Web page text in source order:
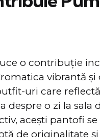
o contribuţie
vibrantă
uri care
despre o zi la
acești pantofi
de originalitate